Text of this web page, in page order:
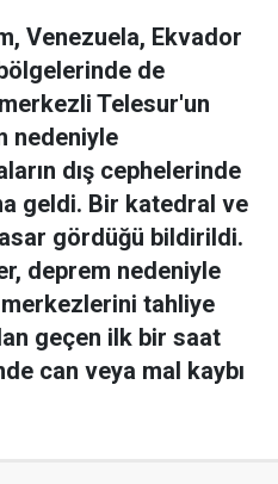
Venezuela, Ekvador
de
Telesur'un
nedeniyle
dış cephelerinde
geldi. Bir katedral ve
gördüğü bildirildi.
deprem nedeniyle
merkezlerini tahliye
geçen ilk bir saat
can veya mal kaybı